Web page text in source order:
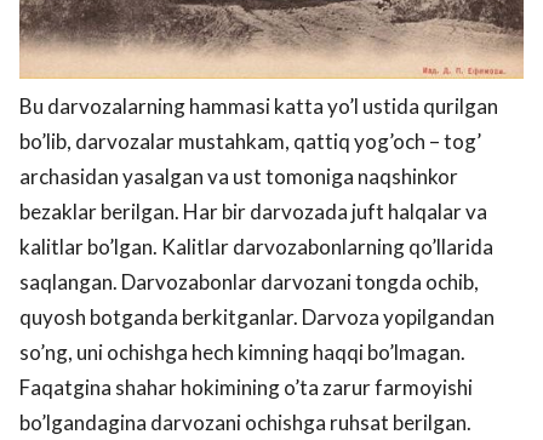
Bu darvozalarning hammasi katta yo’l ustida qurilgan
bo’lib, darvozalar mustahkam, qattiq yog’och – tog’
archasidan yasalgan va ust tomoniga naqshinkor
bezaklar berilgan. Har bir darvozada juft halqalar va
kalitlar bo’lgan. Kalitlar darvozabonlarning qo’llarida
saqlangan. Darvozabonlar darvozani tongda ochib,
quyosh botganda berkitganlar. Darvoza yopilgandan
so’ng, uni ochishga hech kimning haqqi bo’lmagan.
Faqatgina shahar hokimining o’ta zarur farmoyishi
bo’lgandagina darvozani ochishga ruhsat berilgan.